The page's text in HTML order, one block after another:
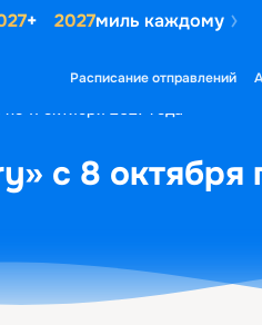
+ 2027миль каждому
Расписание отправлений
11 октября 2027 года
с 8 октября